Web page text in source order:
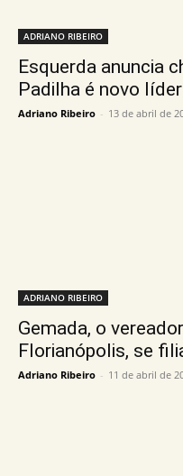
ADRIANO RIBEIRO
Esquerda anuncia
Padilha é novo
Adriano Ribeiro - 13 de abril de
ADRIANO RIBEIRO
Gemada, o
Florianópolis, se
Adriano Ribeiro - 11 de abril de